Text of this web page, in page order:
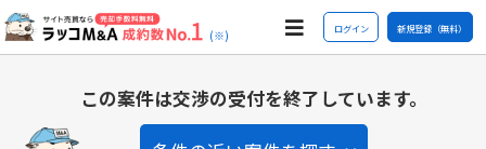
(※) ログイン 新規登録（無料）
この案件は交渉の受付を終了しています。